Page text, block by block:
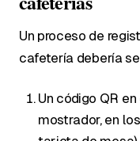
Un proceso de
cafetería debería
Un código QR
mostrador, en